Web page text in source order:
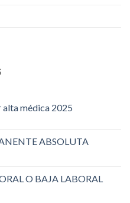
alta médica 2025
ABSOLUTA
O BAJA LABORAL